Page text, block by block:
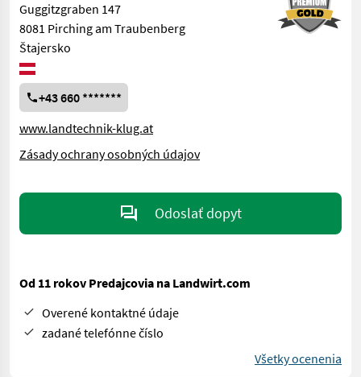
Guggitzgraben 147
8081 Pirching am Traubenberg
Štajersko
+43 660 *******
www.landtechnik-klug.at
Zásady ochrany osobných údajov
Odoslať dopyt
Od 11 rokov Predajcovia na Landwirt.com
Overené kontaktné údaje
zadané telefónne číslo
Všetky ocenenia